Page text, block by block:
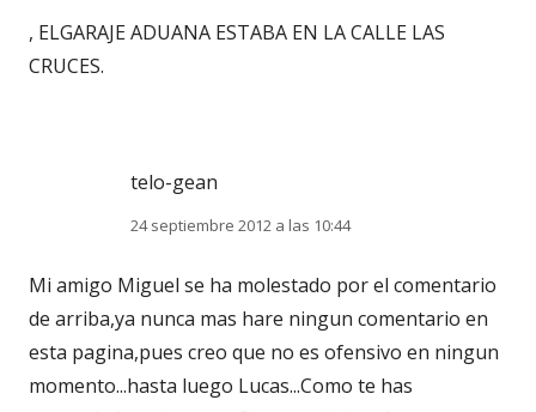
, ELGARAJE ADUANA ESTABA EN LA CALLE LAS
CRUCES.
telo-gean
24 septiembre 2012 a las 10:44
Mi amigo Miguel se ha molestado por el comentario
de arriba,ya nunca mas hare ningun comentario en
esta pagina,pues creo que no es ofensivo en ningun
momento...hasta luego Lucas...Como te has